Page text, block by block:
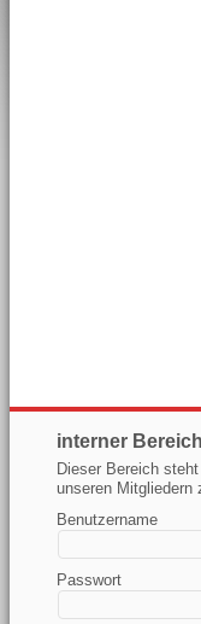
interner Bereich
Dieser Bereich
unseren Mitgliedern
Benutzername
Passwort